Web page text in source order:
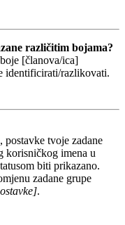
različitim bojama?
[članova/ica]
identificirati/razlikovati.
postavke tvoje zadane
korisničkog imena u
biti prikazano.
zadane grupe
.